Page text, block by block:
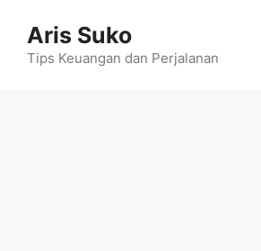
content
Aris Suko
Tips Keuangan dan Perjalanan